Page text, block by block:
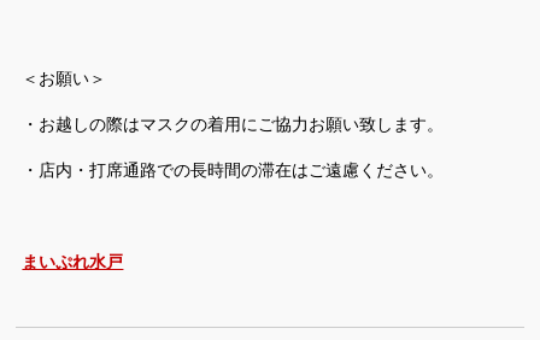
＜お願い＞
・お越しの際はマスクの着用にご協力お願い致します。
・店内・打席通路での長時間の滞在はご遠慮ください。
まいぷれ水戸